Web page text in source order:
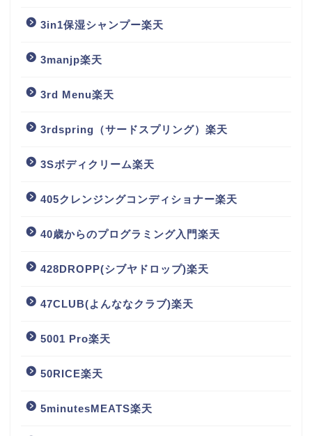
3in1保湿シャンプー楽天
3manjp楽天
3rd Menu楽天
3rdspring（サードスプリング）楽天
3Sボディクリーム楽天
405クレンジングコンディショナー楽天
40歳からのプログラミング入門楽天
428DROPP(シブヤドロップ)楽天
47CLUB(よんななクラブ)楽天
5001 Pro楽天
50RICE楽天
5minutesMEATS楽天